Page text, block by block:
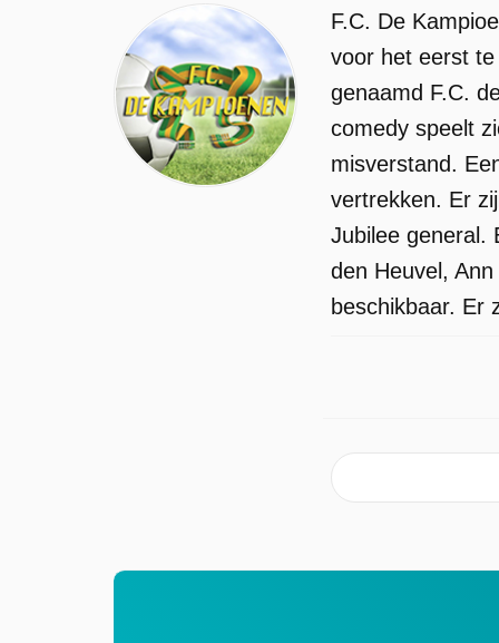
F.C. De
voor het eerst
genaamd F.C.
comedy speelt
misverstand.
vertrekken. Er
Jubilee general.
den Heuvel,
beschikbaar. Er